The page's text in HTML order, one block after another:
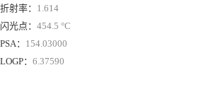
折射率： 1.614
闪光点： 454.5 °C
PSA： 154.03000
LOGP： 6.37590